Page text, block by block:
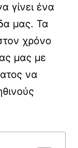
γίνει ένα
μας. Τα
χρόνο
μας με
να